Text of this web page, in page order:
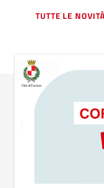
TUTTE LE NOVITÀ